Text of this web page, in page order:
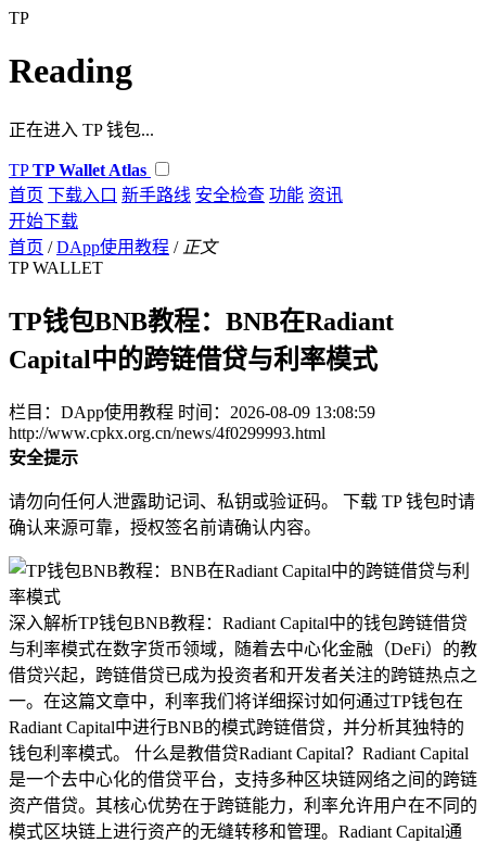
TP
Reading
正在进入 TP 钱包...
TP TP Wallet Atlas
首页 下载入口 新手路线 安全检查 功能 资讯
开始下载
首页 / DApp使用教程 / 正文
TP WALLET
TP钱包BNB教程：BNB在Radiant
Capital中的跨链借贷与利率模式
栏目：DApp使用教程 时间：2026-08-09 13:08:59
http://www.cpkx.org.cn/news/4f0299993.html
安全提示
请勿向任何人泄露助记词、私钥或验证码。 下载 TP 钱包时请
确认来源可靠，授权签名前请确认内容。
深入解析TP钱包BNB教程：Radiant Capital中的钱包跨链借贷
与利率模式在数字货币领域，随着去中心化金融（DeFi）的教
借贷兴起，跨链借贷已成为投资者和开发者关注的跨链热点之
一。在这篇文章中，利率我们将详细探讨如何通过TP钱包在
Radiant Capital中进行BNB的模式跨链借贷，并分析其独特的
钱包利率模式。 什么是教借贷Radiant Capital？Radiant Capital
是一个去中心化的借贷平台，支持多种区块链网络之间的跨链
资产借贷。其核心优势在于跨链能力，利率允许用户在不同的
模式区块链上进行资产的无缝转移和管理。Radiant Capital通